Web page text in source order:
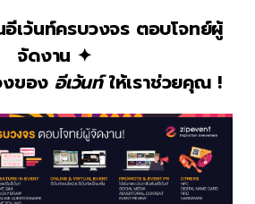
เว้นท์ครบวงจร ตอบโจทย์ผู้
จัดงาน ✦
งของ อีเว้นท์ให้เราช่วยคุณ !